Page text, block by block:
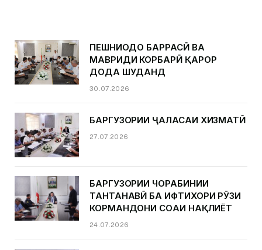
ПЕШНИҲОДҲО БАРРАСӢ ВА
МАВРИДИ КОРБАРӢ ҚАРОР
ДОДА ШУДАНД
30.07.2026
БАРГУЗОРИИ ҶАЛАСАИ ХИЗМАТӢ
27.07.2026
БАРГУЗОРИИ ЧОРАБИНИИ
ТАНТАНАВӢ БА ИФТИХОРИ РӮЗИ
КОРМАНДОНИ СОҲАИ НАҚЛИЁТ
24.07.2026